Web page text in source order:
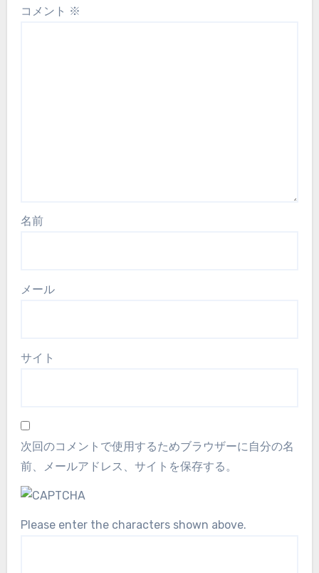
コメント ※
名前
メール
サイト
次回のコメントで使用するためブラウザーに自分の名
前、メールアドレス、サイトを保存する。
Please enter the characters shown above.